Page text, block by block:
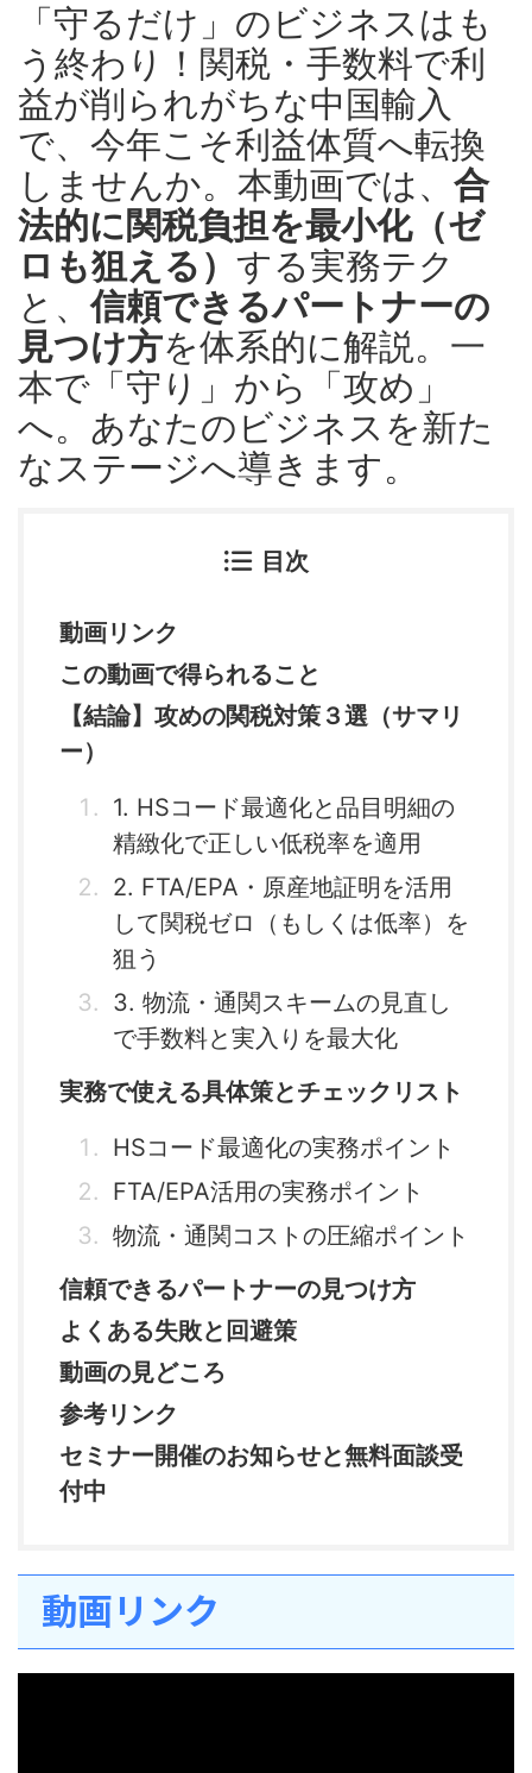
「守るだけ」のビジネスはも
う終わり！関税・手数料で利
益が削られがちな中国輸入
で、今年こそ利益体質へ転換
しませんか。本動画では、 合
法的に関税負担を最小化（ゼ
ロも狙える） する実務テク
と、信頼できるパートナーの
見つけ方を体系的に解説。一
本で「守り」から「攻め」
へ。あなたのビジネスを新た
なステージへ導きます。
目次
動画リンク
この動画で得られること
【結論】攻めの関税対策３選（サマリ
ー）
1. HSコード最適化と品目明細の
精緻化で正しい低税率を適用
2. FTA/EPA・原産地証明を活用
して関税ゼロ（もしくは低率）を
狙う
3. 物流・通関スキームの見直し
で手数料と実入りを最大化
実務で使える具体策とチェックリスト
HSコード最適化の実務ポイント
FTA/EPA活用の実務ポイント
物流・通関コストの圧縮ポイント
信頼できるパートナーの見つけ方
よくある失敗と回避策
動画の見どころ
参考リンク
セミナー開催のお知らせと無料面談受
付中
動画リンク